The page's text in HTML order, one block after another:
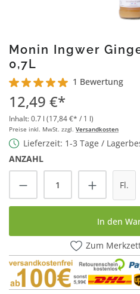
Monin Ingwer
0,7L
Durchschnittliche Bewertung
1 Bewertung
12,49 €*
Inhalt:0.7 l (17,84 €* / 1 l)
Preise inkl. MwSt. zzgl. Versandkosten
Lieferzeit: 1-3 Tage /
ANZAHL
Produkt Anzahl: Fl.
In den
Zum